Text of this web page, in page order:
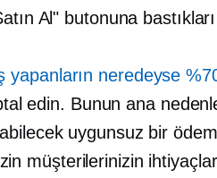
Al" butonuna
yapanların neredeyse
edin. Bunun ana
uygunsuz bir
müşterilerinizin